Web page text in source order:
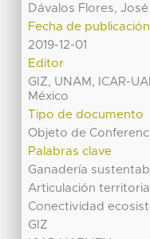
Dávalos Flores, José
Fecha de publicación
2019-12-01
Editor
GIZ, UNAM, ICAR-
México
Tipo de documento
Objeto de
Palabras clave
Ganadería
Articulación territorial
Conectividad
GIZ